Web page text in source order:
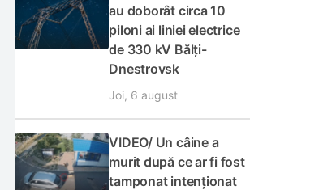
au doborât circa 10
piloni ai liniei electrice
de 330 kV Bălți-
Dnestrovsk
Joi, 6 august
VIDEO/ Un câine a
murit după ce ar fi fost
tamponat intenționat